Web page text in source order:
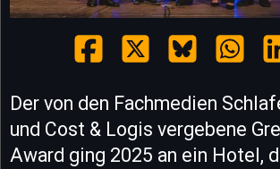
Der von den Fachmedien
und Cost & Logis vergebene
Award ging 2025 an ein Hotel,